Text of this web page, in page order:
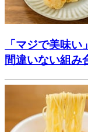
「マジで美味
間違いない組み